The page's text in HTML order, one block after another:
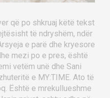
që po shkruaj këtë tekst
të ndryshëm, ndër
e parë dhe kryesore
mezi po e pres, është
vetëm unë dhe Sani
e MY:TIME. Ato të
Është e mrekullueshme